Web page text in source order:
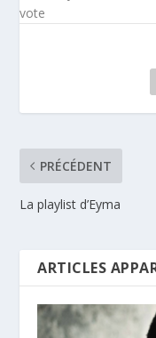
vote
PRÉCÉDENT
La playlist d’Eyma
ARTICLES